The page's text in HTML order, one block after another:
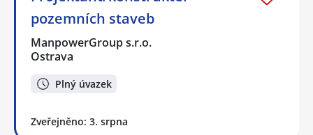
pozemních staveb
ManpowerGroup s.r.o.
Ostrava
Plný úvazek
Zveřejněno: 3. srpna